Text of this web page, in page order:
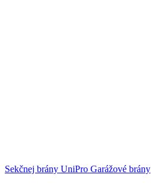
Sekčnej brány UniPro Garážové brány